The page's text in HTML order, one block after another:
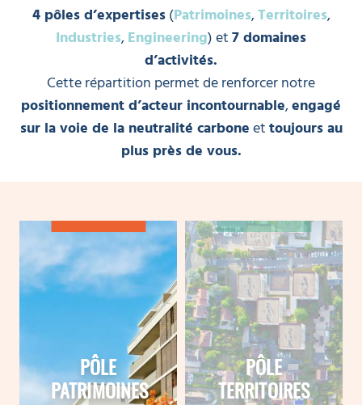
4 pôles d’expertises(Patrimoines, Territoires,
Industries, Engineering) et 7 domaines
d’activités.
Cette répartition permet de renforcer notre
positionnement d’acteur incontournable, engagé
sur la voie de la neutralité carbone et toujours au
plus près de vous.
PÔLE
PATRIMOINES
PÔLE
TERRITOIRES